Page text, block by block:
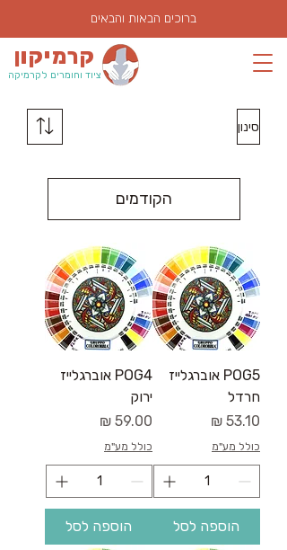
ברוכים הבאות והבאים
קרמיקון
ציוד וחומרים לקרמיקה
סינון
הקודמים
POG5 אוברגלייז
חרדל
מחיר
כולל מע"מ
הוספה לסל
POG4 אוברגלייז
ירוק
מחיר
כולל מע"מ
הוספה לסל